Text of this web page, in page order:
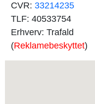
CVR: 33214235
TLF: 40533754
Erhverv: Trafald
(Reklamebeskyttet)